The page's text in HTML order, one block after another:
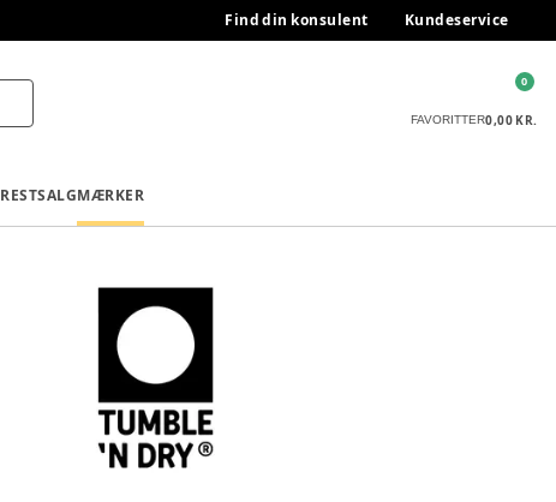
Find din konsulent Kundeservice
FAVORITTER0,00 KR.
0
RESTSALGMÆRKER